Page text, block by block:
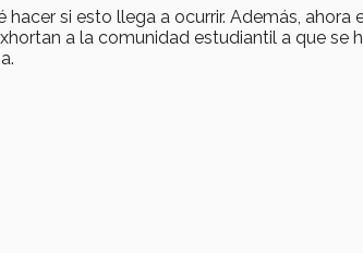
si esto llega a ocurrir. Además, ahora
a la comunidad estudiantil a que se